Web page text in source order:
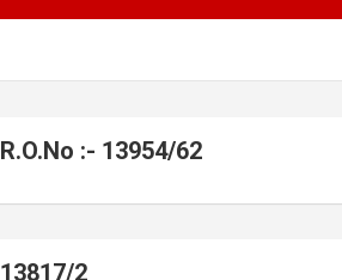
R.O.No :- 13954/62
13817/2